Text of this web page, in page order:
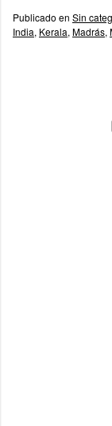
Publicado en Sin
India, Kerala, Madrás,